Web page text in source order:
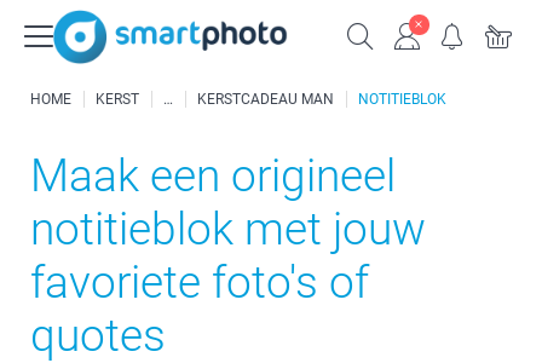
HOME KERST KERSTCADEAU MAN NOTITIEBLOK
Maak een origineel
notitieblok met jouw
favoriete foto's of
quotes